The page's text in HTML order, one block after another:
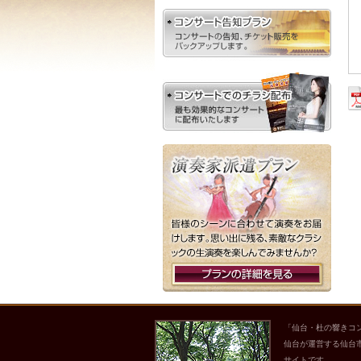
「仙台・杜の響き
仙台が運営する仙台